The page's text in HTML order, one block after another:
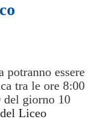
potranno essere
tra le ore 8:00
del giorno 10
Liceo